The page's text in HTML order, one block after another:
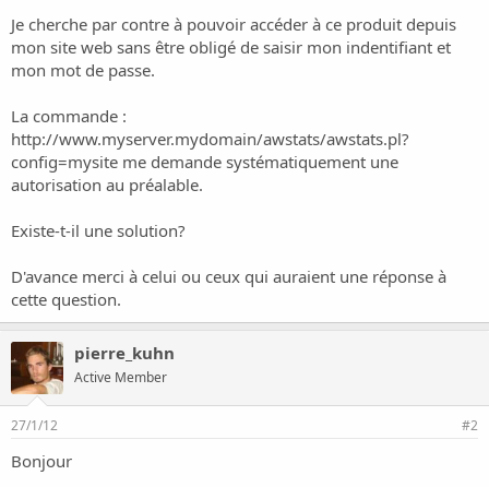
s
s
i
Je cherche par contre à pouvoir accéder à ce produit depuis
mon site web sans être obligé de saisir mon indentifiant et
mon mot de passe.
La commande :
http://www.myserver.mydomain/awstats/awstats.pl?
config=mysite me demande systématiquement une
autorisation au préalable.
Existe-t-il une solution?
D'avance merci à celui ou ceux qui auraient une réponse à
cette question.
pierre_kuhn
Active Member
27/1/12 #2
Bonjour